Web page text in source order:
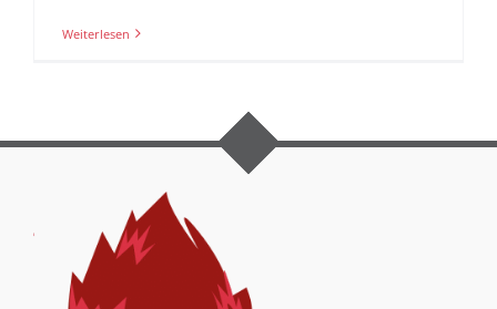
Weiterlesen